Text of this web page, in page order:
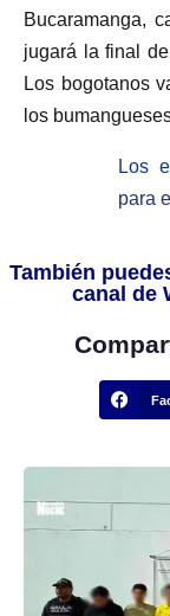
Bucaramanga,
jugará la final
Los bogotanos
los
Los
para
También
canal de